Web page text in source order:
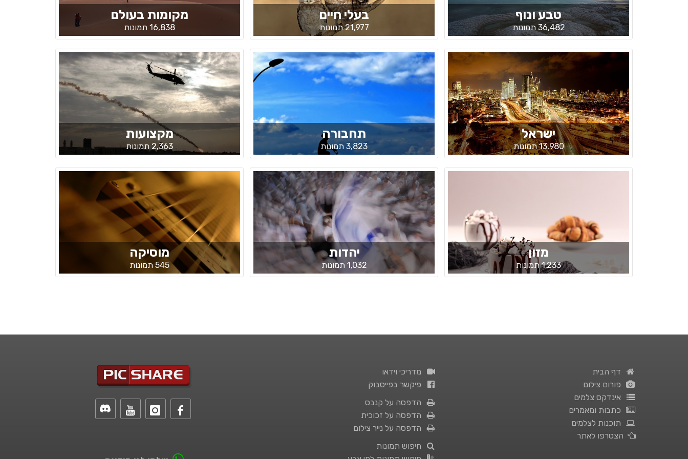
טבע ונוף
36,482 תמונות
בעלי חיים
21,977 תמונות
מקומות בעולם
16,838 תמונות
ישראל
13,980 תמונות
תחבורה
3,823 תמונות
מקצועות
2,363 תמונות
מזון
1,233 תמונות
יהדות
1,032 תמונות
מוסיקה
545 תמונות
מדריכי וידאו
פיקשר בפייסבוק
הדפסה על קנבס
הדפסה על זכוכית
הדפסה על נייר צילום
חיפוש תמונות
דף הבית
פורום צילום
אינדקס צלמים
כתבות ומאמרים
תוכנות לצלמים
הצטרפו לאתר